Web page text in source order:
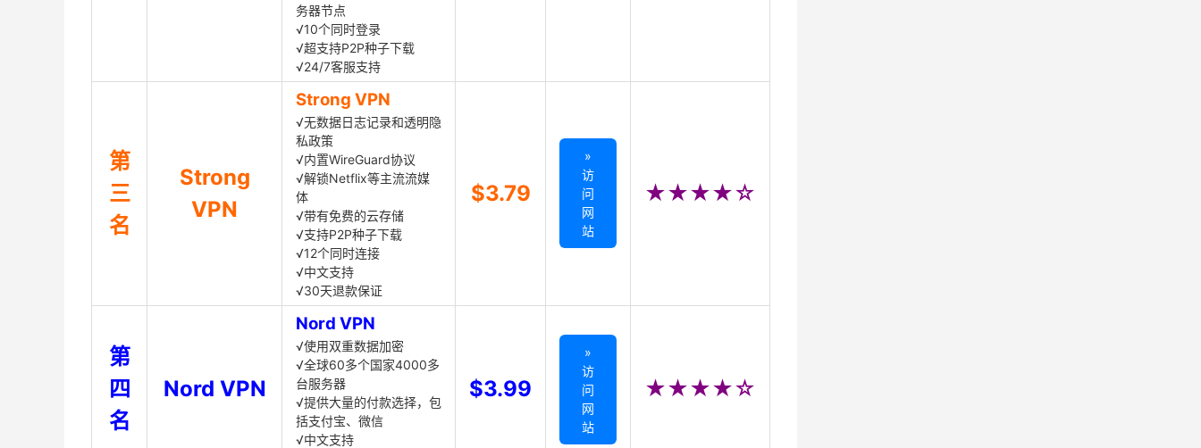
务器节点
√10个同时登录
√超支持P2P种子下载
√24/7客服支持
第
三
名
Strong
VPN
Strong VPN
√无数据日志记录和透明隐
私政策
√内置WireGuard协议
√解锁Netflix等主流流媒
体
√带有免费的云存储
√支持P2P种子下载
√12个同时连接
√中文支持
√30天退款保证
$3.79
»
访
问
网
站
★★★★☆
第
四
名
Nord VPN
Nord VPN
√使用双重数据加密
√全球60多个国家4000多
台服务器
√提供大量的付款选择，包
括支付宝、微信
√中文支持
$3.99
»
访
问
网
站
★★★★☆